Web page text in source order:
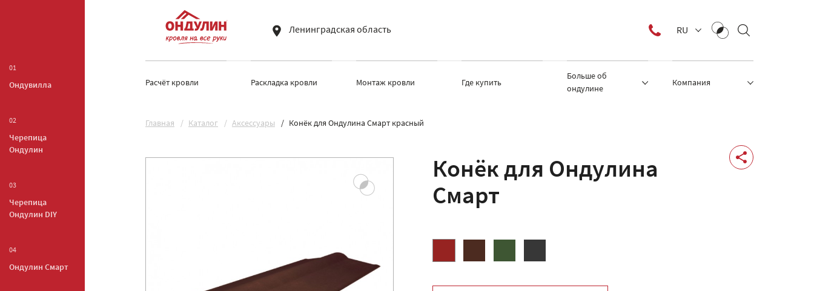
01
Ондувилла
02
Черепица
Ондулин
03
Черепица
Ондулин DIY
04
Ондулин Смарт
Ленинградская область RU
Расчёт кровли Раскладка кровли Монтаж кровли Где купить
Больше об
ондулине
Компания
Главная Каталог Аксессуары Конёк для Ондулина Смарт красный
Конёк для Ондулина
Смарт